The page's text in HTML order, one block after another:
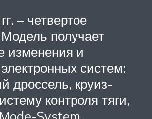
– четвертое
получает
изменения и
систем:
дроссель, круиз-
контроля тяги,
System,